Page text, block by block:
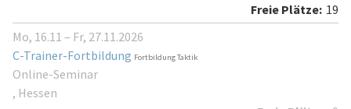
19
Mo, 16.11 – Fr, 27.11.2026
C-Trainer-Fortbildung Fortbildung Taktik
Online-Seminar
, Hessen